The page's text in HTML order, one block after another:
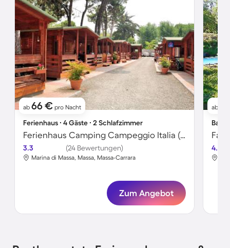
ab 66 € pro Nacht
Ferienhaus ∙ 4 Gäste ∙ 2 Schlafzimmer
Ferienhaus Camping Campeggio Italia (MAS370)
3.3 (24 Bewertungen)
Marina di Massa, Massa, Massa-Carrara
Zum Angebot
ab
4.8